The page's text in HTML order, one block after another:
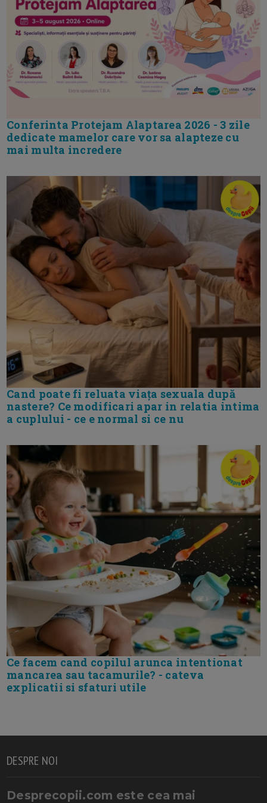
Conferinta Protejam Alaptarea 2026 - 3 zile
dedicate mamelor care vor sa alapteze cu
mai multa incredere
Cand poate fi reluata viața sexuala după
nastere? Ce modificari apar in relatia intima
a cuplului - ce e normal si ce nu
Ce facem cand copilul arunca intentionat
mancarea sau tacamurile? - cateva
explicatii si sfaturi utile
DESPRE NOI
Desprecopii.com este cea mai